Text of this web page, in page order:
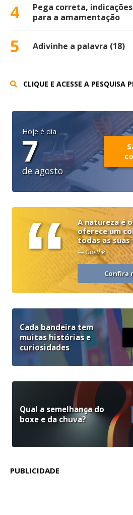
4
Pega correta,
para a amamentação
5 Adivinhe a palavra (18)
CLIQUE E ACESSE A PESQUISA
Hoje é dia
7
de agosto
“
A natureza é
oferece um
todas as suas
— Goethe
Confira
Cada bandeira tem
muitas histórias e
curiosidades
Qual a semelhança do
boxe e da chuva?
PUBLICIDADE